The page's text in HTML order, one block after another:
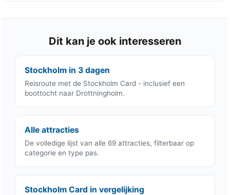
Dit kan je ook interesseren
Stockholm in 3 dagen
Reisroute met de Stockholm Card - inclusief een
boottocht naar Drottningholm.
Alle attracties
De volledige lijst van alle 69 attracties, filterbaar op
categorie en type pas.
Stockholm Card in vergelijking